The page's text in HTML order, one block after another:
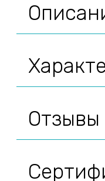
Отзывы